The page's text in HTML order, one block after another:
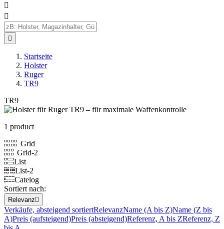



Startseite
Holster
Ruger
TR9
TR9
1 product
Grid
Grid-2
List
List-2
Catelog
Sortiert nach:
Relevanz 
Verkäufe, absteigend sortiertRelevanzName (A bis Z)Name (Z bis
A)Preis (aufsteigend)Preis (absteigend)Referenz, A bis ZReferenz, Z